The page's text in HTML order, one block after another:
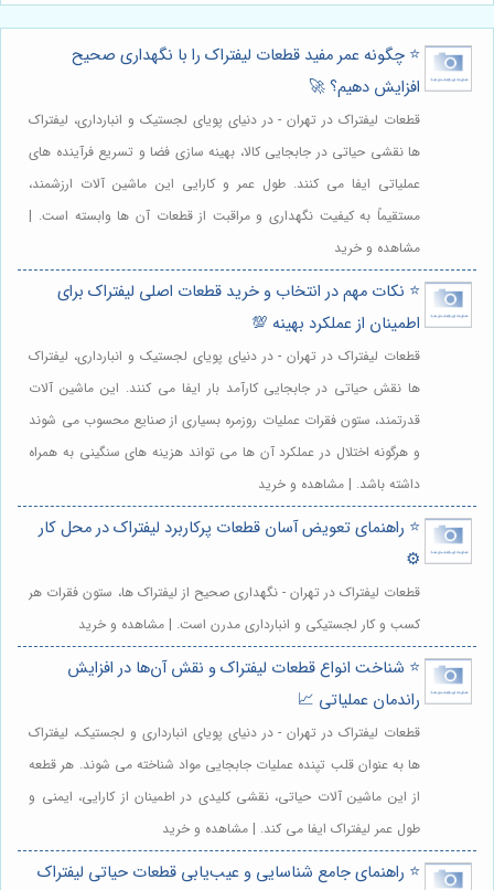
⭐️ چگونه عمر مفید قطعات لیفتراک را با نگهداری صحیح
افزایش دهیم؟ 🚀
قطعات لیفتراک در تهران - در دنیای پویای لجستیک و انبارداری، لیفتراک
ها نقشی حیاتی در جابجایی کالا، بهینه سازی فضا و تسریع فرآینده های
عملیاتی ایفا می کنند. طول عمر و کارایی این ماشین آلات ارزشمند،
مستقیماً به کیفیت نگهداری و مراقبت از قطعات آن ها وابسته است. |
مشاهده و خرید
⭐️ نکات مهم در انتخاب و خرید قطعات اصلی لیفتراک برای
اطمینان از عملکرد بهینه 💯
قطعات لیفتراک در تهران - در دنیای پویای لجستیک و انبارداری، لیفتراک
ها نقش حیاتی در جابجایی کارآمد بار ایفا می کنند. این ماشین آلات
قدرتمند، ستون فقرات عملیات روزمره بسیاری از صنایع محسوب می شوند
و هرگونه اختلال در عملکرد آن ها می تواند هزینه های سنگینی به همراه
داشته باشد. | مشاهده و خرید
⭐️ راهنمای تعویض آسان قطعات پرکاربرد لیفتراک در محل کار
⚙️
قطعات لیفتراک در تهران - نگهداری صحیح از لیفتراک ها، ستون فقرات هر
کسب و کار لجستیکی و انبارداری مدرن است. | مشاهده و خرید
⭐️ شناخت انواع قطعات لیفتراک و نقش آن‌ها در افزایش
راندمان عملیاتی 📈
قطعات لیفتراک در تهران - در دنیای پویای انبارداری و لجستیک، لیفتراک
ها به عنوان قلب تپنده عملیات جابجایی مواد شناخته می شوند. هر قطعه
از این ماشین آلات حیاتی، نقشی کلیدی در اطمینان از کارایی، ایمنی و
طول عمر لیفتراک ایفا می کند. | مشاهده و خرید
⭐️ راهنمای جامع شناسایی و عیب‌یابی قطعات حیاتی لیفتراک